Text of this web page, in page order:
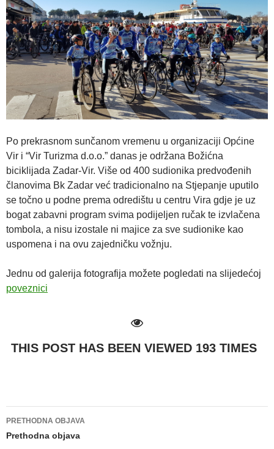
Po prekrasnom sunčanom vremenu u organizaciji Općine
Vir i “Vir Turizma d.o.o.” danas je održana Božićna
biciklijada Zadar-Vir. Više od 400 sudionika predvođenih
članovima Bk Zadar već tradicionalno na Stjepanje uputilo
se točno u podne prema odredištu u centru Vira gdje je uz
bogat zabavni program svima podijeljen ručak te izvlačena
tombola, a nisu izostale ni majice za sve sudionike kao
uspomena i na ovu zajedničku vožnju.
Jednu od galerija fotografija možete pogledati na slijedećoj
poveznici
THIS POST HAS BEEN VIEWED 193 TIMES
Navigacija
PRETHODNA OBJAVA
Prethodna objava